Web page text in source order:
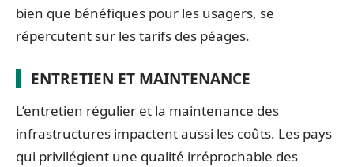
bien que bénéfiques pour les usagers, se
répercutent sur les tarifs des péages.
ENTRETIEN ET MAINTENANCE
L’entretien régulier et la maintenance des
infrastructures impactent aussi les coûts. Les pays
qui privilégient une qualité irréprochable des